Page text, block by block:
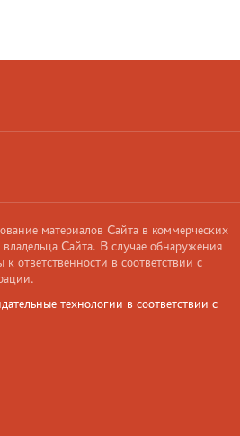
материалов Сайта в коммерческих
Сайта. В случае обнаружения
ответственности в соответствии с
технологии в соответствии с